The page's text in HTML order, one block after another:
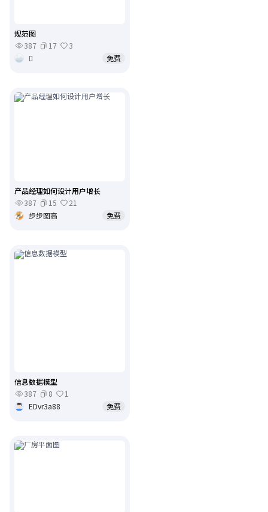
规范图
387
17
3

免费
产品经理如何设计用户增长
387
15
21
步步图高
免费
信息数据模型
387
8
1
EDvr3a88
免费